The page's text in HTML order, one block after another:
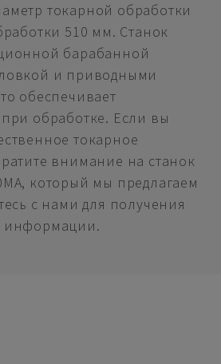
токарной обработки
510 мм. Станок
барабанной
и приводными
обеспечивает
обработке. Если вы
токарное
внимание на станок
который мы предлагаем
с нами для получения
информации.